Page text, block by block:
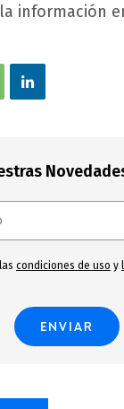
información
condiciones de uso y